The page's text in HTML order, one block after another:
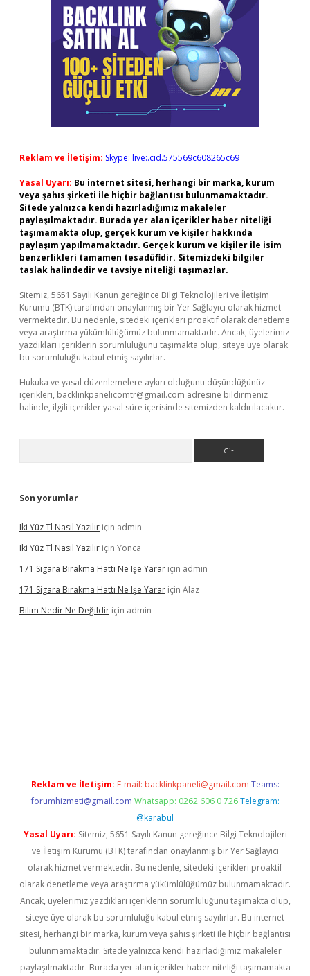
Reklam ve İletişim: Skype: live:.cid.575569c608265c69
Yasal Uyarı: Bu internet sitesi, herhangi bir marka, kurum
veya şahıs şirketi ile hiçbir bağlantısı bulunmamaktadır.
Sitede yalnızca kendi hazırladığımız makaleler
paylaşılmaktadır. Burada yer alan içerikler haber niteliği
taşımamakta olup, gerçek kurum ve kişiler hakkında
paylaşım yapılmamaktadır. Gerçek kurum ve kişiler ile isim
benzerlikleri tamamen tesadüfidir. Sitemizdeki bilgiler
taslak halindedir ve tavsiye niteliği taşımazlar.
Sitemiz, 5651 Sayılı Kanun gereğince Bilgi Teknolojileri ve İletişim
Kurumu (BTK) tarafından onaylanmış bir Yer Sağlayıcı olarak hizmet
vermektedir. Bu nedenle, sitedeki içerikleri proaktif olarak denetleme
veya araştırma yükümlülüğümüz bulunmamaktadır. Ancak, üyelerimiz
yazdıkları içeriklerin sorumluluğunu taşımakta olup, siteye üye olarak
bu sorumluluğu kabul etmiş sayılırlar.
Hukuka ve yasal düzenlemelere aykırı olduğunu düşündüğünüz
içerikleri, backlinkpanelicomtr@gmail.com adresine bildirmeniz
halinde, ilgili içerikler yasal süre içerisinde sitemizden kaldırılacaktır.
Son yorumlar
Iki Yüz Tl Nasıl Yazılır için admin
Iki Yüz Tl Nasıl Yazılır için Yonca
171 Sigara Bırakma Hattı Ne Işe Yarar için admin
171 Sigara Bırakma Hattı Ne Işe Yarar için Alaz
Bilim Nedir Ne Değildir için admin
Reklam ve İletişim: E-mail: backlinkpaneli@gmail.com Teams:
forumhizmeti@gmail.com Whatsapp: 0262 606 0 726 Telegram:
@karabul
Yasal Uyarı: Sitemiz, 5651 Sayılı Kanun gereğince Bilgi Teknolojileri
ve İletişim Kurumu (BTK) tarafından onaylanmış bir Yer Sağlayıcı
olarak hizmet vermektedir. Bu nedenle, sitedeki içerikleri proaktif
olarak denetleme veya araştırma yükümlülüğümüz bulunmamaktadır.
Ancak, üyelerimiz yazdıkları içeriklerin sorumluluğunu taşımakta olup,
siteye üye olarak bu sorumluluğu kabul etmiş sayılırlar. Bu internet
sitesi, herhangi bir marka, kurum veya şahıs şirketi ile hiçbir bağlantısı
bulunmamaktadır. Sitede yalnızca kendi hazırladığımız makaleler
paylaşılmaktadır. Burada yer alan içerikler haber niteliği taşımamakta